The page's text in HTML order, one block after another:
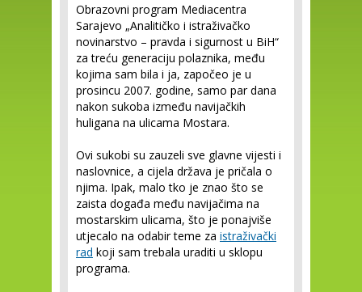
Obrazovni program Mediacentra
Sarajevo „Analitičko i istraživačko
novinarstvo – pravda i sigurnost u BiH“
za treću generaciju polaznika, među
kojima sam bila i ja, započeo je u
prosincu 2007. godine, samo par dana
nakon sukoba između navijačkih
huligana na ulicama Mostara.
Ovi sukobi su zauzeli sve glavne vijesti i
naslovnice, a cijela država je pričala o
njima. Ipak, malo tko je znao što se
zaista događa među navijačima na
mostarskim ulicama, što je ponajviše
utjecalo na odabir teme za istraživački
rad koji sam trebala uraditi u sklopu
programa.